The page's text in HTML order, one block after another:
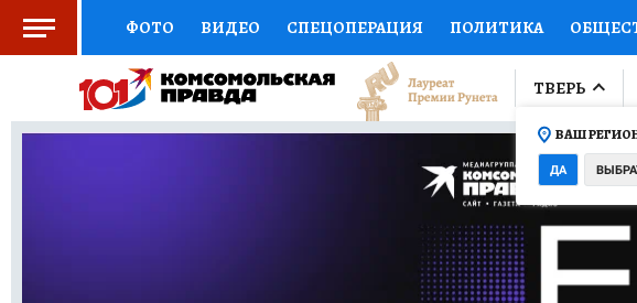
ФОТО ВИДЕО СПЕЦОПЕРАЦИЯ ПОЛИТИКА
СОЦПОДДЕРЖКА НАУКА СПОРТ КОЛУМНИСТЫ
ВЫБОР ЭКСПЕРТОВ ДОКТОР ФИНАНСЫ ОТКРЫВАЕМ
ПРОГНОЗЫ НА СПОРТ ПРОМОКОДЫ
ТЕЛЕВИЗОР
ТВЕРЬ
ВАШ
ДА